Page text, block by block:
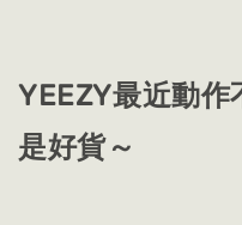
YEEZY最近動
是好貨～